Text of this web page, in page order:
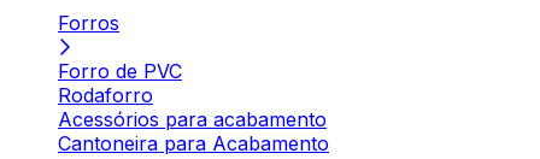
Forros
Forro de PVC
Rodaforro
Acessórios para acabamento
Cantoneira para Acabamento